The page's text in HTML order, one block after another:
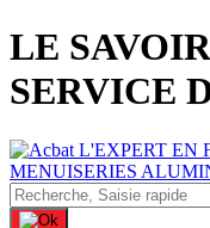
LE
SERVICE